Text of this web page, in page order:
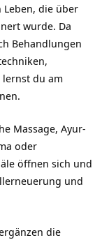
Leben, die über
wurde. Da
Behandlungen
du am
Massage, Ayur-
oder
öffnen sich und
und
die